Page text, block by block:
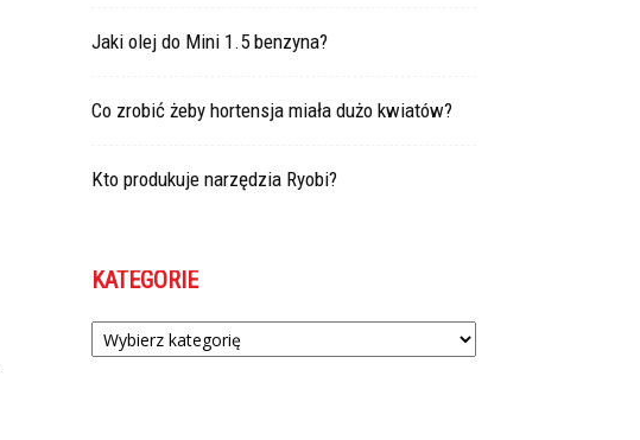
Jaki olej do Mini 1.5 benzyna?
Co zrobić żeby hortensja miała dużo kwiatów?
Kto produkuje narzędzia Ryobi?
KATEGORIE
Kategorie